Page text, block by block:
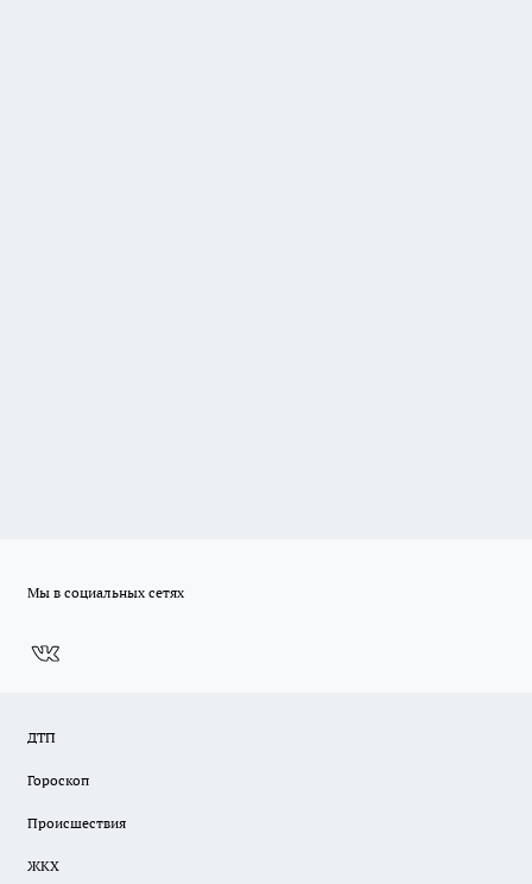
Мы в социальных сетях
ДТП
Гороскоп
Происшествия
ЖКХ